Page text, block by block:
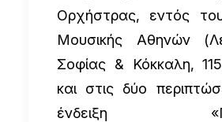
Ορχήστρας, εντός
Μουσικής Αθηνών
Σοφίας & Κόκκαλη,
και στις δύο
ένδειξη